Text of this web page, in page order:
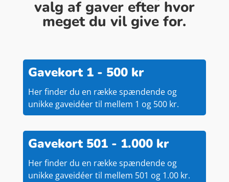
valg af gaver efter hvor
meget du vil give for.
Gavekort 1 - 500 kr
Her finder du en række spændende og
unikke gaveidéer til mellem 1 og 500 kr.
Gavekort 501 - 1.000 kr
Her finder du en række spændende og
unikke gaveidéer til mellem 501 og 1.00 kr.